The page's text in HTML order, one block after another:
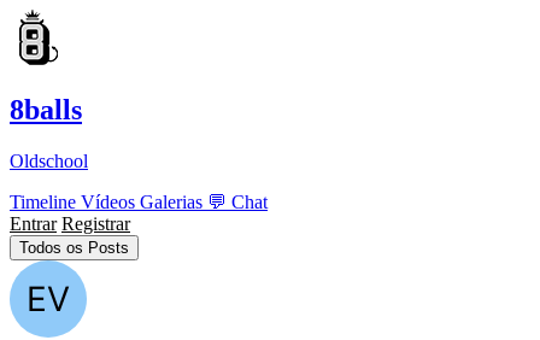
8balls
Oldschool
Timeline Vídeos Galerias 💬 Chat
Entrar Registrar
Todos os Posts